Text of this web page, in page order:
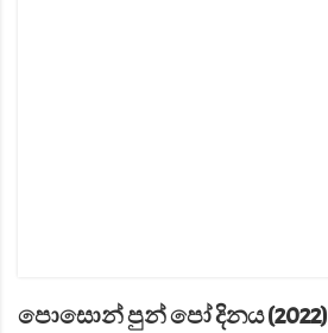
පොසොන් පුන් පෝ දිනය (2022)